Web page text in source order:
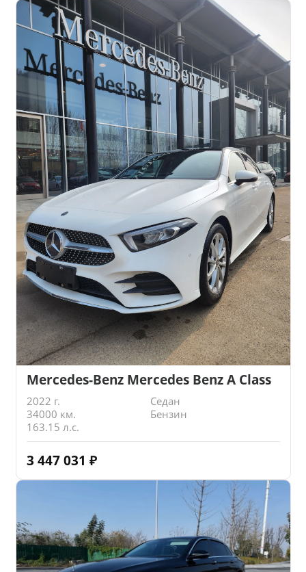
Mercedes-Benz Mercedes Benz A Class
2022 г.
Седан
34000 км.
Бензин
163.15 л.с.
3 447 031 ₽